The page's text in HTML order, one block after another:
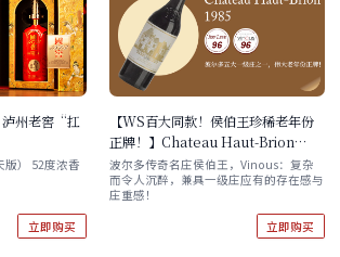
泸州老窖“扛
版） 52度浓香
立即购买
【WS百大同款！侯伯王珍稀老年份
正牌！】Chateau Haut-Brion
1985 现货
波尔多传奇名庄侯伯王，Vinous：复杂
而令人沉醉，兼具一级庄应有的存在感与
庄重感！
立即购买